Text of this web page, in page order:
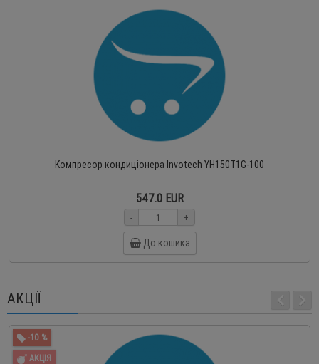
Компресор кондиціонера Invotech YH150T1G-100
547.0 EUR
- +
До кошика
АКЦІЇ
-10 %
АКЦІЯ